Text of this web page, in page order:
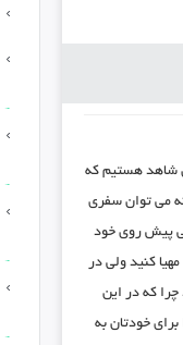
شاهد هستیم که
می توان سفری
پیش روی خود
کنید ولی در
که در این
خودتان به